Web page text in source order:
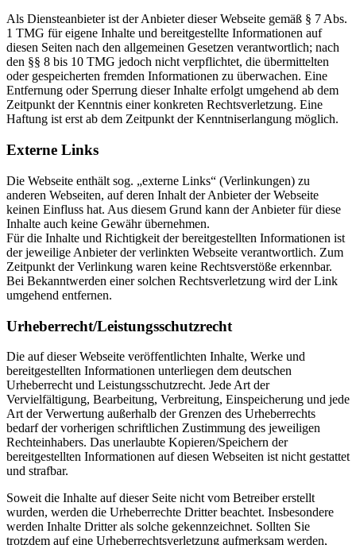
Als Diensteanbieter ist der Anbieter dieser Webseite gemäß § 7 Abs.
1 TMG für eigene Inhalte und bereitgestellte Informationen auf
diesen Seiten nach den allgemeinen Gesetzen verantwortlich; nach
den §§ 8 bis 10 TMG jedoch nicht verpflichtet, die übermittelten
oder gespeicherten fremden Informationen zu überwachen. Eine
Entfernung oder Sperrung dieser Inhalte erfolgt umgehend ab dem
Zeitpunkt der Kenntnis einer konkreten Rechtsverletzung. Eine
Haftung ist erst ab dem Zeitpunkt der Kenntniserlangung möglich.
Externe Links
Die Webseite enthält sog. „externe Links“ (Verlinkungen) zu
anderen Webseiten, auf deren Inhalt der Anbieter der Webseite
keinen Einfluss hat. Aus diesem Grund kann der Anbieter für diese
Inhalte auch keine Gewähr übernehmen.
Für die Inhalte und Richtigkeit der bereitgestellten Informationen ist
der jeweilige Anbieter der verlinkten Webseite verantwortlich. Zum
Zeitpunkt der Verlinkung waren keine Rechtsverstöße erkennbar.
Bei Bekanntwerden einer solchen Rechtsverletzung wird der Link
umgehend entfernen.
Urheberrecht/Leistungsschutzrecht
Die auf dieser Webseite veröffentlichten Inhalte, Werke und
bereitgestellten Informationen unterliegen dem deutschen
Urheberrecht und Leistungsschutzrecht. Jede Art der
Vervielfältigung, Bearbeitung, Verbreitung, Einspeicherung und jede
Art der Verwertung außerhalb der Grenzen des Urheberrechts
bedarf der vorherigen schriftlichen Zustimmung des jeweiligen
Rechteinhabers. Das unerlaubte Kopieren/Speichern der
bereitgestellten Informationen auf diesen Webseiten ist nicht gestattet
und strafbar.
Soweit die Inhalte auf dieser Seite nicht vom Betreiber erstellt
wurden, werden die Urheberrechte Dritter beachtet. Insbesondere
werden Inhalte Dritter als solche gekennzeichnet. Sollten Sie
trotzdem auf eine Urheberrechtsverletzung aufmerksam werden,